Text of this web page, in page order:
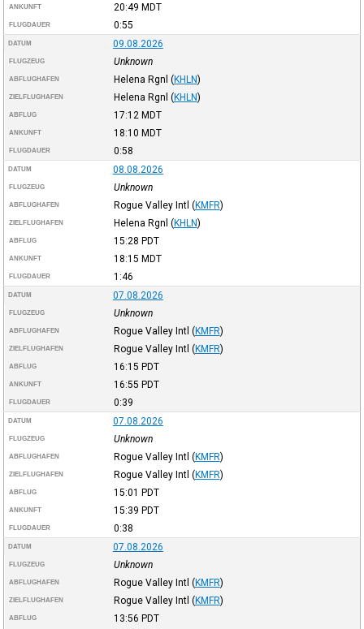
ANKUNFT 20:49 MDT
FLUGDAUER 0:55
DATUM 09.08.2026
FLUGZEUG Unknown
ABFLUGHAFEN Helena Rgnl (KHLN)
ZIELFLUGHAFEN Helena Rgnl (KHLN)
ABFLUG 17:12 MDT
ANKUNFT 18:10 MDT
FLUGDAUER 0:58
DATUM 08.08.2026
FLUGZEUG Unknown
ABFLUGHAFEN Rogue Valley Intl (KMFR)
ZIELFLUGHAFEN Helena Rgnl (KHLN)
ABFLUG 15:28 PDT
ANKUNFT 18:15 MDT
FLUGDAUER 1:46
DATUM 07.08.2026
FLUGZEUG Unknown
ABFLUGHAFEN Rogue Valley Intl (KMFR)
ZIELFLUGHAFEN Rogue Valley Intl (KMFR)
ABFLUG 16:15 PDT
ANKUNFT 16:55 PDT
FLUGDAUER 0:39
DATUM 07.08.2026
FLUGZEUG Unknown
ABFLUGHAFEN Rogue Valley Intl (KMFR)
ZIELFLUGHAFEN Rogue Valley Intl (KMFR)
ABFLUG 15:01 PDT
ANKUNFT 15:39 PDT
FLUGDAUER 0:38
DATUM 07.08.2026
FLUGZEUG Unknown
ABFLUGHAFEN Rogue Valley Intl (KMFR)
ZIELFLUGHAFEN Rogue Valley Intl (KMFR)
ABFLUG 13:56 PDT